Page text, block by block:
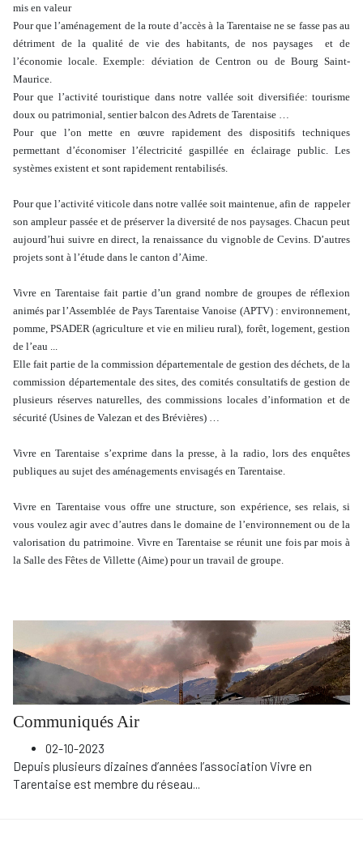
mis en valeur
Pour que l’aménagement de la route d’accès à la Tarentaise ne se fasse pas au
détriment de la qualité de vie des habitants, de nos paysages et de
l’économie locale. Exemple: déviation de Centron ou de Bourg Saint-
Maurice.
Pour que l’activité touristique dans notre vallée soit diversifiée: tourisme
doux ou patrimonial, sentier balcon des Adrets de Tarentaise …
Pour que l’on mette en œuvre rapidement des dispositifs techniques
permettant d’économiser l’électricité gaspillée en éclairage public. Les
systèmes existent et sont rapidement rentabilisés.
Pour que l’activité viticole dans notre vallée soit maintenue, afin de rappeler
son ampleur passée et de préserver la diversité de nos paysages. Chacun peut
aujourd’hui suivre en direct, la renaissance du vignoble de Cevins. D’autres
projets sont à l’étude dans le canton d’Aime.
Vivre en Tarentaise fait partie d’un grand nombre de groupes de réflexion
animés par l’Assemblée de Pays Tarentaise Vanoise (APTV) : environnement,
pomme, PSADER (agriculture et vie en milieu rural), forêt, logement, gestion
de l’eau ...
Elle fait partie de la commission départementale de gestion des déchets, de la
commission départementale des sites, des comités consultatifs de gestion de
plusieurs réserves naturelles, des commissions locales d’information et de
sécurité (Usines de Valezan et des Brévières) …
Vivre en Tarentaise s’exprime dans la presse, à la radio, lors des enquêtes
publiques au sujet des aménagements envisagés en Tarentaise.
Vivre en Tarentaise vous offre une structure, son expérience, ses relais, si
vous voulez agir avec d’autres dans le domaine de l’environnement ou de la
valorisation du patrimoine. Vivre en Tarentaise se réunit une fois par mois à
la Salle des Fêtes de Villette (Aime) pour un travail de groupe.
Communiqués Air
02-10-2023
Depuis plusieurs dizaines d’années l’association Vivre en
Tarentaise est membre du réseau...